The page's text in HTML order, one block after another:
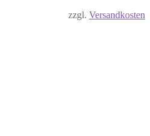
zzgl. Versandkosten